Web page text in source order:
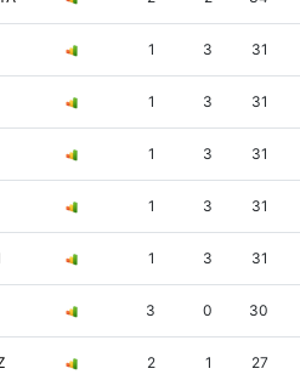
1 3 31
1 3 31
1 3 31
1 3 31
1 3 31
3 0 30
2 1 27